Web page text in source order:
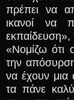
πρέπει να
ικανοί να
«Νομίζω ότι
την
να έχουν μια
τα πάνε